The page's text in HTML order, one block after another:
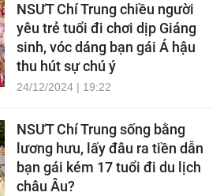
NSƯT Chí Trung chiều người
yêu trẻ tuổi đi chơi dịp Giáng
sinh, vóc dáng bạn gái Á hậu
thu hút sự chú ý
24/12/2024 | 19:22
NSƯT Chí Trung sống bằng
lương hưu, lấy đâu ra tiền dẫn
bạn gái kém 17 tuổi đi du lịch
châu Âu?